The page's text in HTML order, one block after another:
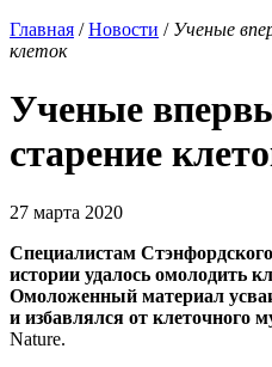
Главная /Новости / Ученые
клеток
Ученые
старение
27 марта 2020
Специалистам
истории удалось омолодить
Омоложенный материал
и избавлялся от клеточного
Nature.